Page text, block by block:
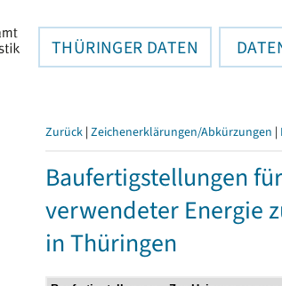
THÜRINGER DATEN
Zurück | Zeichenerklärungen/Abkürzungen |
Baufertigstellungen
verwendeter Energie
in Thüringen